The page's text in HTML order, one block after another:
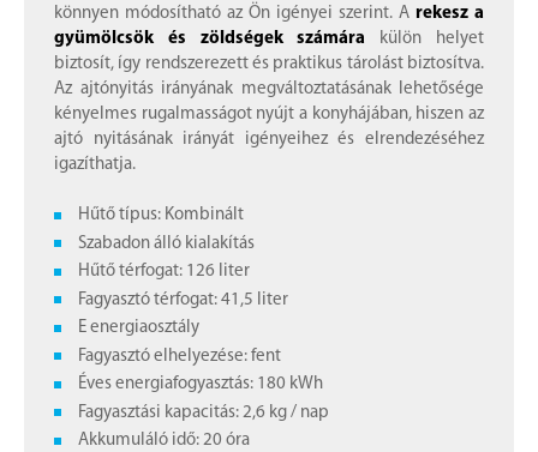
könnyen módosítható az Ön igényei szerint. A rekesz a
gyümölcsök és zöldségek számára külön helyet
biztosít, így rendszerezett és praktikus tárolást biztosítva.
Az ajtónyitás irányának megváltoztatásának lehetősége
kényelmes rugalmasságot nyújt a konyhájában, hiszen az
ajtó nyitásának irányát igényeihez és elrendezéséhez
igazíthatja.
Hűtő típus: Kombinált
Szabadon álló kialakítás
Hűtő térfogat: 126 liter
Fagyasztó térfogat: 41,5 liter
E energiaosztály
Fagyasztó elhelyezése: fent
Éves energiafogyasztás: 180 kWh
Fagyasztási kapacitás: 2,6 kg / nap
Akkumuláló idő: 20 óra